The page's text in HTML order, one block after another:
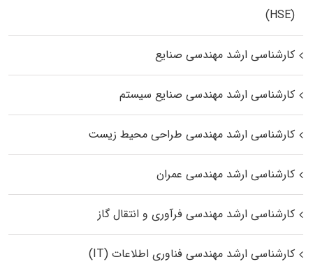
(HSE)
کارشناسی ارشد مهندسی صنایع
کارشناسی ارشد مهندسی صنایع سیستم
کارشناسی ارشد مهندسی طراحی محیط زیست
کارشناسی ارشد مهندسی عمران
کارشناسی ارشد مهندسی فرآوری و انتقال گاز
کارشناسی ارشد مهندسی فناوری اطلاعات (IT)